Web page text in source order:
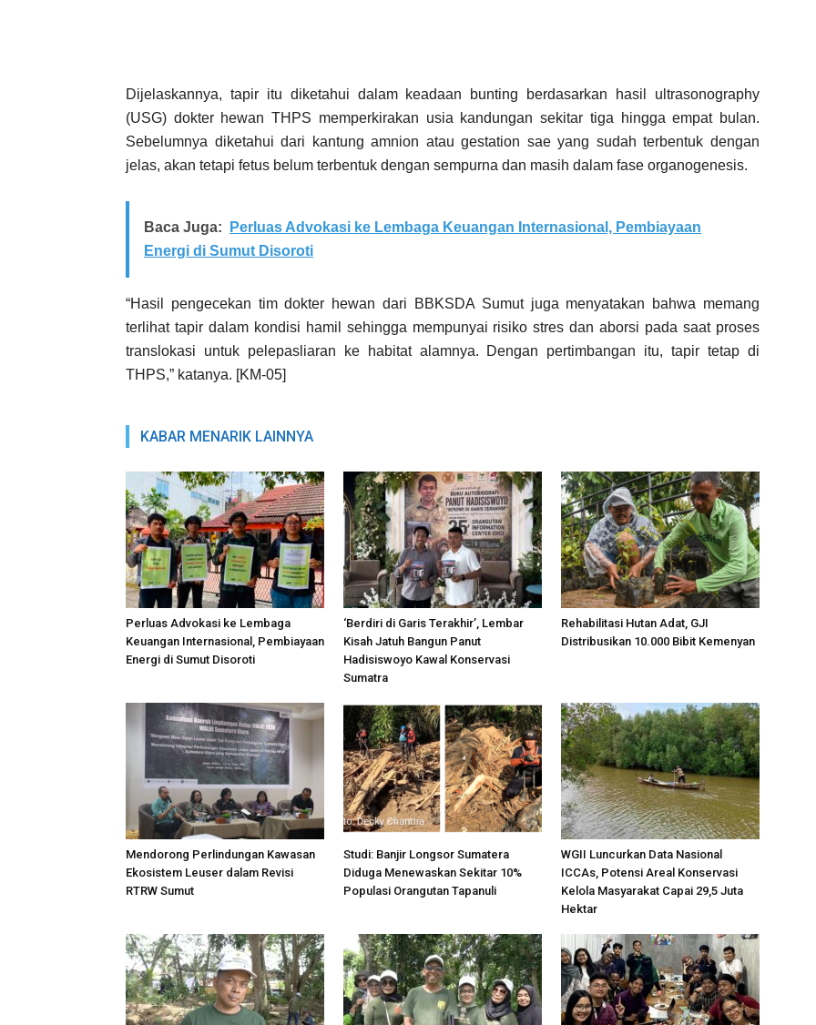
Dijelaskannya, tapir itu diketahui dalam keadaan bunting berdasarkan hasil ultrasonography
(USG) dokter hewan THPS memperkirakan usia kandungan sekitar tiga hingga empat bulan.
Sebelumnya diketahui dari kantung amnion atau gestation sae yang sudah terbentuk dengan
jelas, akan tetapi fetus belum terbentuk dengan sempurna dan masih dalam fase organogenesis.
Baca Juga:
Perluas Advokasi ke Lembaga Keuangan Internasional, Pembiayaan
Energi di Sumut Disoroti
“Hasil pengecekan tim dokter hewan dari BBKSDA Sumut juga menyatakan bahwa memang
terlihat tapir dalam kondisi hamil sehingga mempunyai risiko stres dan aborsi pada saat proses
translokasi untuk pelepasliaran ke habitat alamnya. Dengan pertimbangan itu, tapir tetap di
THPS,” katanya. [KM-05]
KABAR MENARIK LAINNYA
Perluas Advokasi ke Lembaga
Keuangan Internasional, Pembiayaan
Energi di Sumut Disoroti
‘Berdiri di Garis Terakhir’, Lembar
Kisah Jatuh Bangun Panut
Hadisiswoyo Kawal Konservasi
Sumatra
Rehabilitasi Hutan Adat, GJI
Distribusikan 10.000 Bibit Kemenyan
Mendorong Perlindungan Kawasan
Ekosistem Leuser dalam Revisi
RTRW Sumut
Studi: Banjir Longsor Sumatera
Diduga Menewaskan Sekitar 10%
Populasi Orangutan Tapanuli
WGII Luncurkan Data Nasional
ICCAs, Potensi Areal Konservasi
Kelola Masyarakat Capai 29,5 Juta
Hektar